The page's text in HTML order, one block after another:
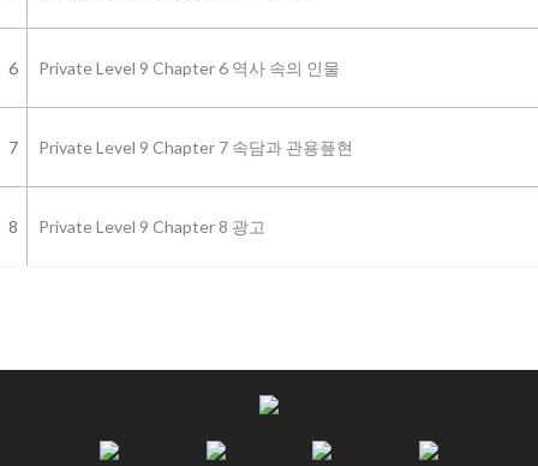
6 Private Level 9 Chapter 6 역사 속의 인물
7 Private Level 9 Chapter 7 속담과 관용픞현
8 Private Level 9 Chapter 8 광고